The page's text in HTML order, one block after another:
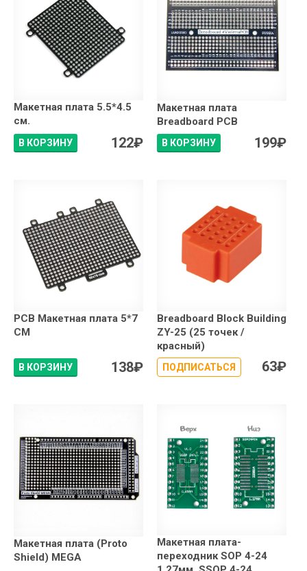
Макетная плата 5.5*4.5
см.
В КОРЗИНУ 122₽
Макетная плата
Breadboard PCB
В КОРЗИНУ 199₽
PCB Макетная плата 5*7
СМ
В КОРЗИНУ 138₽
Breadboard Block Building
ZY-25 (25 точек /
красный)
ПОДПИСАТЬСЯ 63₽
Макетная плата (Proto
Shield) MEGA
Макетная плата-
переходник SOP 4-24